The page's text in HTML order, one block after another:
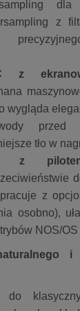
dla
z
z
wygląda
przed
tło w
z
z
osobno),
NOS/OS
i
do